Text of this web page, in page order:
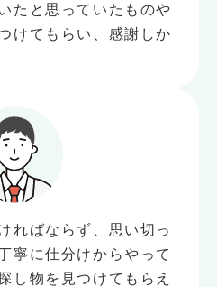
たと思っていたものや
けてもらい、感謝しか
ればならず、思い切っ
寧に仕分けからやって
し物を見つけてもらえ